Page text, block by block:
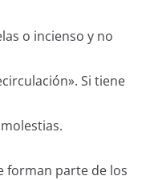
o incienso y no
Si tiene
forman parte de los